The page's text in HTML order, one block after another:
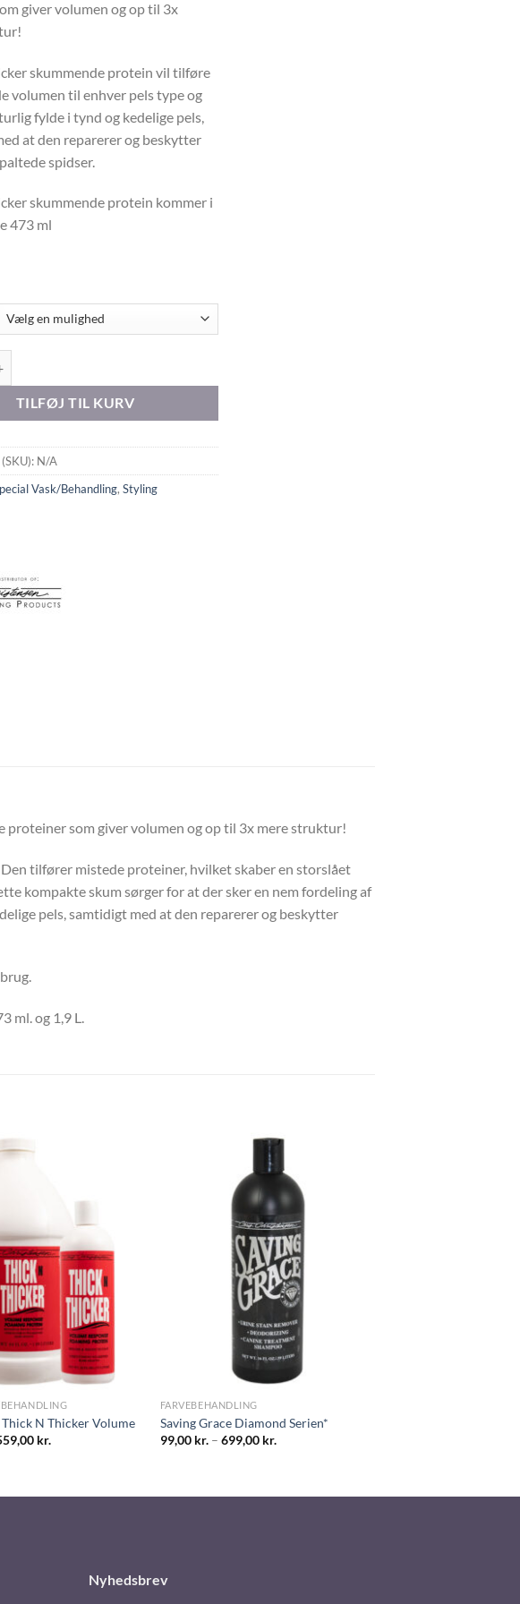
giver volumen og op til 3x
skummende protein vil tilføre
volumen til enhver pels type og
fylde i tynd og kedelige pels,
at den reparerer og beskytter
spidser.
skummende protein kommer i
473 ml
TILFØJ TIL KURV
N/A
Vask/Behandling, Styling
proteiner som giver volumen og op til 3x mere struktur!
tilfører mistede proteiner, hvilket skaber en storslået
kompakte skum sørger for at der sker en nem fordeling af
pels, samtidigt med at den reparerer og beskytter
ml. og 1,9 L.
N Thicker Volume
kr.
FARVEBEHANDLING
Saving Grace Diamond Serien*
99,00 kr.– 699,00 kr.
Nyhedsbrev